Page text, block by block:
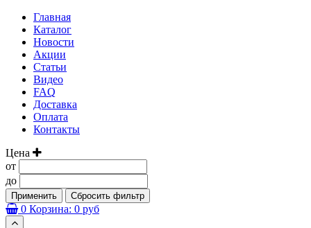
Главная
Каталог
Новости
Акции
Статьи
Видео
FAQ
Доставка
Оплата
Контакты
Цена
от
до
Применить Сбросить фильтр
0 Корзина: 0 руб